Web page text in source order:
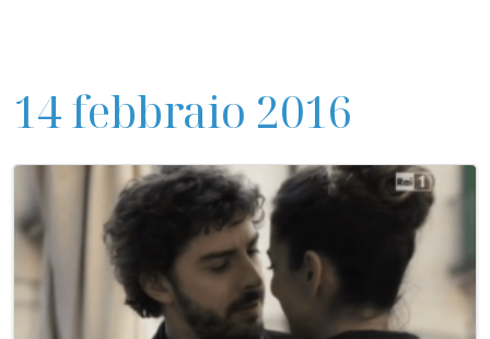
14 febbraio 2016